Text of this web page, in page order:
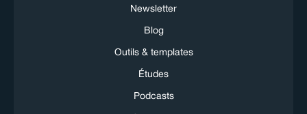
Newsletter
Blog
Outils & templates
Études
Podcasts